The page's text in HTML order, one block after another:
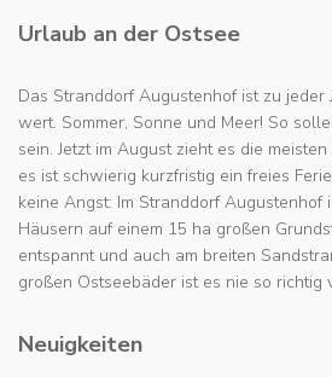
Urlaub an der Ostsee
Das Stranddorf Augustenhof ist zu jeder
wert. Sommer, Sonne und Meer! So
sein. Jetzt im August zieht es die
es ist schwierig kurzfristig ein freies
keine Angst: Im Stranddorf Augustenhof
Häusern auf einem 15 ha großen
entspannt und auch am breiten
großen Ostseebäder ist es nie so richtig
Neuigkeiten